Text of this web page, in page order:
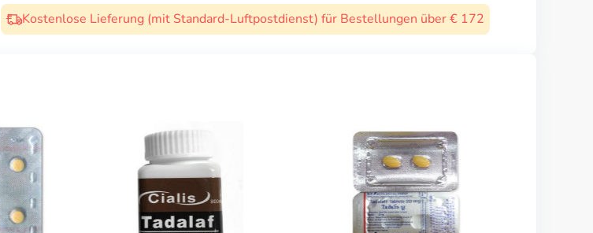
Kostenlose Lieferung (mit Standard-Luftpostdienst) für Bestellungen über € 172